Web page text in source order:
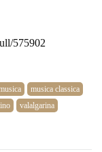
575902
musica classica
valalgarina